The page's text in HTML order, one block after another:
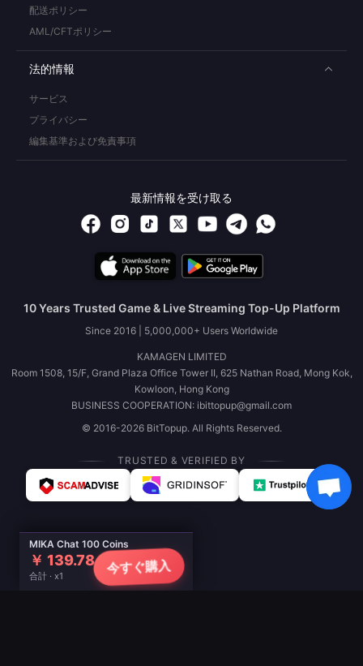
MIKA Chat 100 Coins
￥ 139.78
合計 · x1
今すぐ購入
配送ポリシー
AML/CFTポリシー
法的情報
サービス
プライバシー
編集基準および免責事項
最新情報を受け取る
10 Years Trusted Game & Live Streaming Top-Up Platform
Since 2016 | 5,000,000+ Users Worldwide
KAMAGEN LIMITED
Room 1508, 15/F, Grand Plaza Office Tower II, 625 Nathan Road, Mong Kok,
Kowloon, Hong Kong
BUSINESS COOPERATION: ibittopup@gmail.com
© 2016-2026 BitTopup. All Rights Reserved.
TRUSTED & VERIFIED BY